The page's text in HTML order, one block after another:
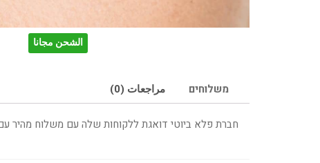
الشحن مجانا
משלוחים مراجعات (0)
חברת פלא ביוטי דואגת ללקוחות שלה עם משלוח מהיר עם שליח עד הבית